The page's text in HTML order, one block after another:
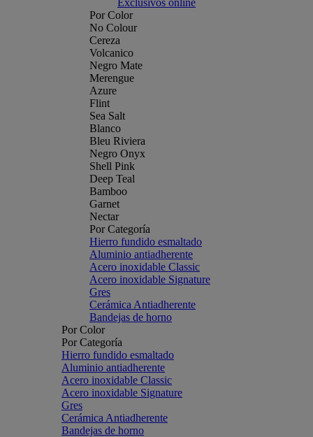
Exclusivos online
Por Color
No Colour
Cereza
Volcanico
Negro Mate
Merengue
Azure
Flint
Sea Salt
Blanco
Bleu Riviera
Negro Onyx
Shell Pink
Deep Teal
Bamboo
Garnet
Nectar
Por Categoría
Hierro fundido esmaltado
Aluminio antiadherente
Acero inoxidable Classic
Acero inoxidable Signature
Gres
Cerámica Antiadherente
Bandejas de horno
Por Color
Por Categoría
Hierro fundido esmaltado
Aluminio antiadherente
Acero inoxidable Classic
Acero inoxidable Signature
Gres
Cerámica Antiadherente
Bandejas de horno